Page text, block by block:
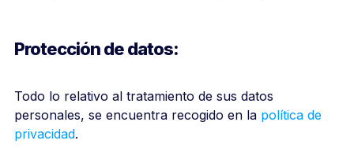
Protección de datos:
Todo lo relativo al tratamiento de sus datos
personales, se encuentra recogido en la política de
privacidad.